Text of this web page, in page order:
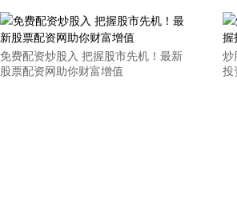
免费配资炒股入 把握股市先机！最新
股票配资网助你财富增值
炒
投